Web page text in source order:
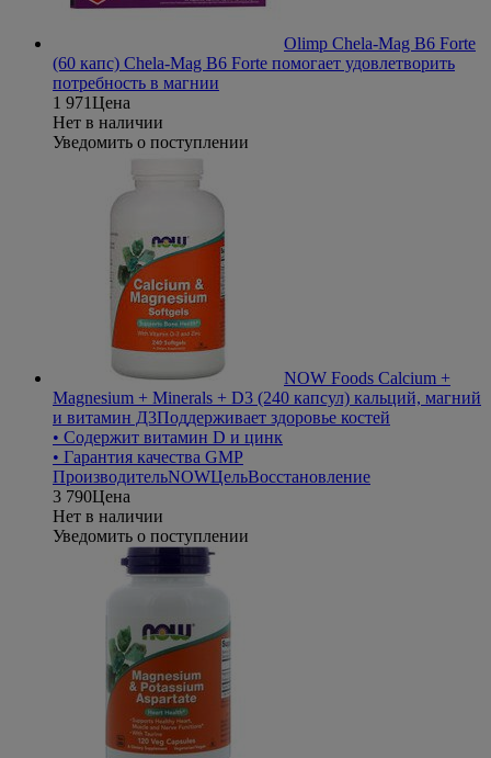
Olimp Chela-Mag B6 Forte
(60 капс) Chela-Mag B6 Forte помогает удовлетворить
потребность в магнии
1 971Цена
Нет в наличии
Уведомить о поступлении
NOW Foods Calcium +
Magnesium + Minerals + D3 (240 капсул) кальций, магний
и витамин Д3Поддерживает здоровье костей
• Содержит витамин D и цинк
• Гарантия качества GMP
ПроизводительNOWЦельВосстановление
3 790Цена
Нет в наличии
Уведомить о поступлении